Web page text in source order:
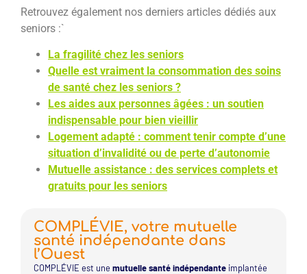
Retrouvez également nos derniers articles dédiés aux
seniors :`
La fragilité chez les seniors
Quelle est vraiment la consommation des soins
de santé chez les seniors ?
Les aides aux personnes âgées : un soutien
indispensable pour bien vieillir
Logement adapté : comment tenir compte d’une
situation d’invalidité ou de perte d’autonomie
Mutuelle assistance : des services complets et
gratuits pour les seniors
COMPLÉVIE, votre mutuelle
santé indépendante dans
l’Ouest
COMPLÉVIE est unemutuelle santé indépendante implantée